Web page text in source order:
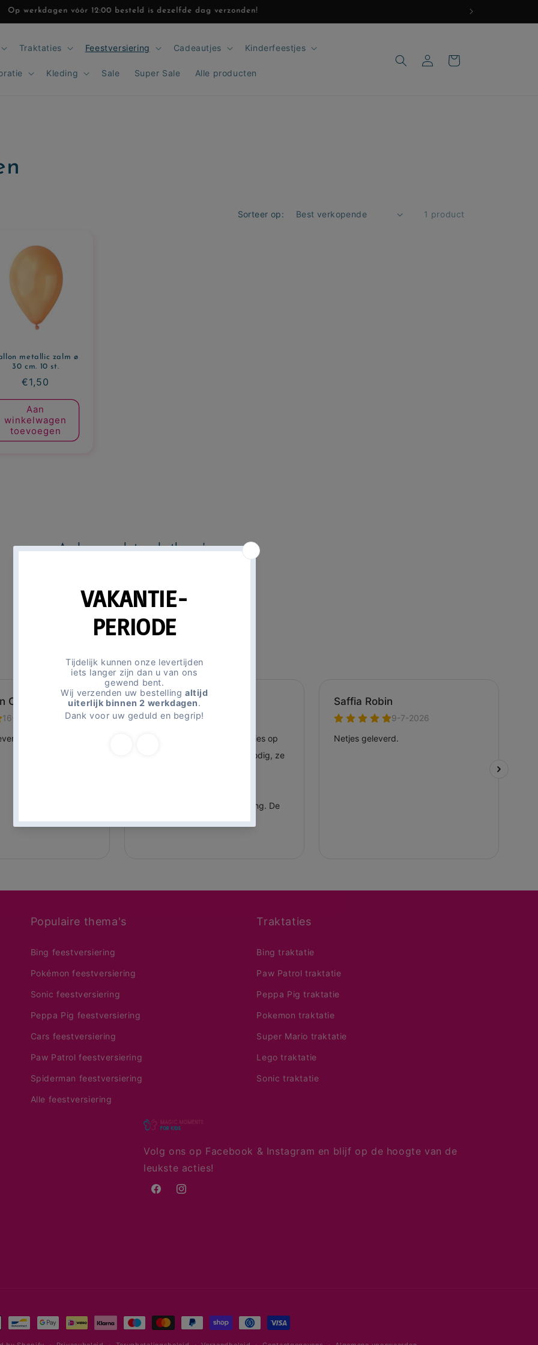
GRATIS verzending bij bestellingen boven 50 euro
Traktaties Feestversiering Cadeautjes Kinderfeestjes
Kleding Sale Super Sale Alle producten
Inloggen
Winkelwagen
Sorteer op: 1 product
metallic zalm ø
30 cm. 10 st.
Normale
prijs
€1,50
Aan
winkelwagen
toevoegen
Andere gerelateerde thema's
Populaire thema's
Bing feestversiering
Pokémon feestversiering
Sonic feestversiering
Peppa Pig feestversiering
Cars feestversiering
Paw Patrol feestversiering
Spiderman feestversiering
Alle feestversiering
Traktaties
Bing traktatie
Paw Patrol traktatie
Peppa Pig traktatie
Pokemon traktatie
Super Mario traktatie
Lego traktatie
Sonic traktatie
Volg ons op Facebook & Instagram en blijf op de hoogte van de
leukste acties!
FacebookInstagram